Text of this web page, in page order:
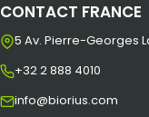
CONTACT FRANCE
5 Av. Pierre-Georges
+32 2 888 4010
info@biorius.com